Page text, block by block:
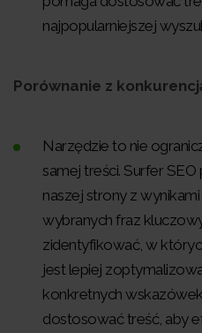
najpopularniejszej
Porównanie z
Narzędzie to nie
samej treści. Surfer
naszej strony z
wybranych fraz
zidentyfikować, w
jest lepiej
konkretnych
dostosować treść, aby